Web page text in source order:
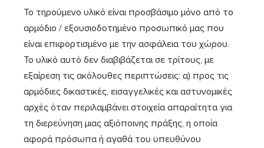
Το τηρούμενο υλικό είναι προσβάσιμο μόνο από το
αρμόδιο / εξουσιοδοτημένο προσωπικό μας που
είναι επιφορτισμένο με την ασφάλεια του χώρου.
Το υλικό αυτό δεν διαβιβάζεται σε τρίτους, με
εξαίρεση τις ακόλουθες περιπτώσεις: α) προς τις
αρμόδιες δικαστικές, εισαγγελικές και αστυνομικές
αρχές όταν περιλαμβάνει στοιχεία απαραίτητα για
τη διερεύνηση μιας αξιόποινης πράξης, η οποία
αφορά πρόσωπα ή αγαθά του υπευθύνου